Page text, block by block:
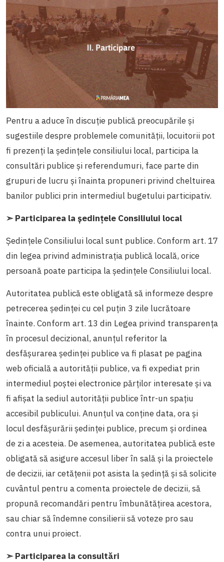
Pentru a aduce în discuție publică preocupările și
sugestiile despre problemele comunității, locuitorii pot
fi prezenți la ședințele consiliului local, participa la
consultări publice și referendumuri, face parte din
grupuri de lucru și înainta propuneri privind cheltuirea
banilor publici prin intermediul bugetului participativ.
➣ Participarea la ședințele Consiliului local
Ședințele Consiliului local sunt publice. Conform art. 17
din legea privind administrația publică locală, orice
persoană poate participa la ședințele Consiliului local.
Autoritatea publică este obligată să informeze despre
petrecerea ședinței cu cel puțin 3 zile lucrătoare
înainte. Conform art. 13 din Legea privind transparența
în procesul decizional, anunţul referitor la
desfăşurarea şedinţei publice va fi plasat pe pagina
web oficială a autorităţii publice, va fi expediat prin
intermediul poştei electronice părţilor interesate și va
fi afişat la sediul autorităţii publice într-un spaţiu
accesibil publicului. Anunțul va conţine data, ora şi
locul desfăşurării şedinţei publice, precum şi ordinea
de zi a acesteia. De asemenea, autoritatea publică este
obligată să asigure accesul liber în sală și la proiectele
de decizii, iar cetățenii pot asista la ședință și să solicite
cuvântul pentru a comenta proiectele de decizii, să
propună recomandări pentru îmbunătățirea acestora,
sau chiar să îndemne consilierii să voteze pro sau
contra unui proiect.
➣ Participarea la consultări